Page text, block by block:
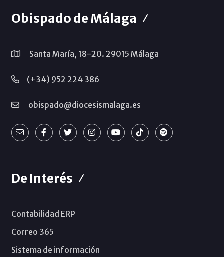
Obispado de Málaga
Santa María, 18-20. 29015 Málaga
(+34) 952 224 386
obispado@diocesismalaga.es
De Interés
Contabilidad ERP
Correo 365
Sistema de información